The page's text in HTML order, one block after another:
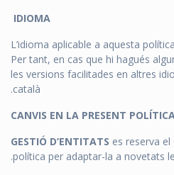
IDIOMA
L’idioma aplicable a aquesta
Per tant, en cas que hi hagués
les versions facilitades en altres
català.
CANVIS EN LA PRESENT
GESTIÓ D’ENTITATS es reserva
política per adaptar-la a novetats